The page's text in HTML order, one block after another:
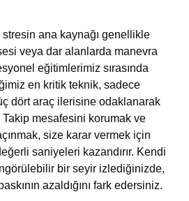
ana kaynağı genellikle
veya dar alanlarda manevra
eğitimlerimiz sırasında
en kritik teknik, sadece
dört araç ilerisine odaklanarak
Takip mesafesini korumak ve
size karar vermek için
saniyeleri kazandırır. Kendi
bir seyir izlediğinizde,
azaldığını fark edersiniz.